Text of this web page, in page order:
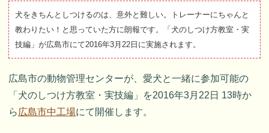
犬をきちんとしつけるのは、意外と難しい。トレーナーにちゃんと
教わりたい！と思っていた方に朗報です。「犬のしつけ方教室・実
技編」が広島市にて2016年3月22日に実施されます。
広島市の動物管理センターが、愛犬と一緒に参加可能の
「犬のしつけ方教室・実技編」を2016年3月22日 13時か
ら 広島市中工場にて開催します。